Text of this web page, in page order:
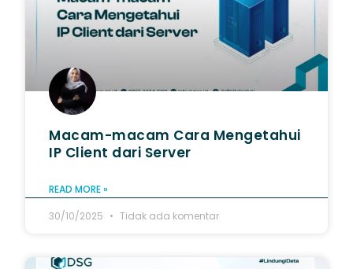
Macam-macam Cara Mengetahui
IP Client dari Server
READ MORE »
30/10/2025
Tidak ada komentar